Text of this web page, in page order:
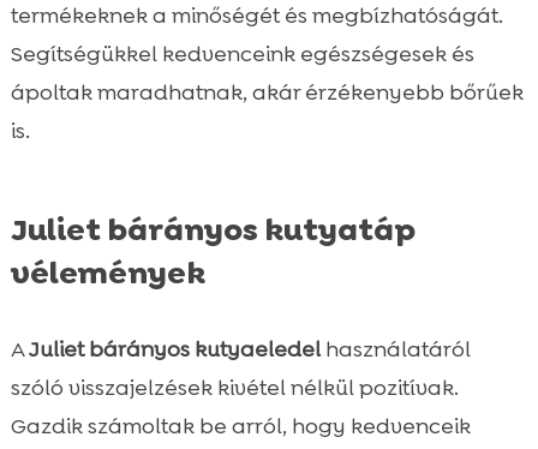
termékeknek a minőségét és megbízhatóságát.
Segítségükkel kedvenceink egészségesek és
ápoltak maradhatnak, akár érzékenyebb bőrűek
is.
Juliet bárányos kutyatáp
vélemények
AJuliet bárányos kutyaeledelhasználatáról
szóló visszajelzések kivétel nélkül pozitívak.
Gazdik számoltak be arról, hogy kedvenceik